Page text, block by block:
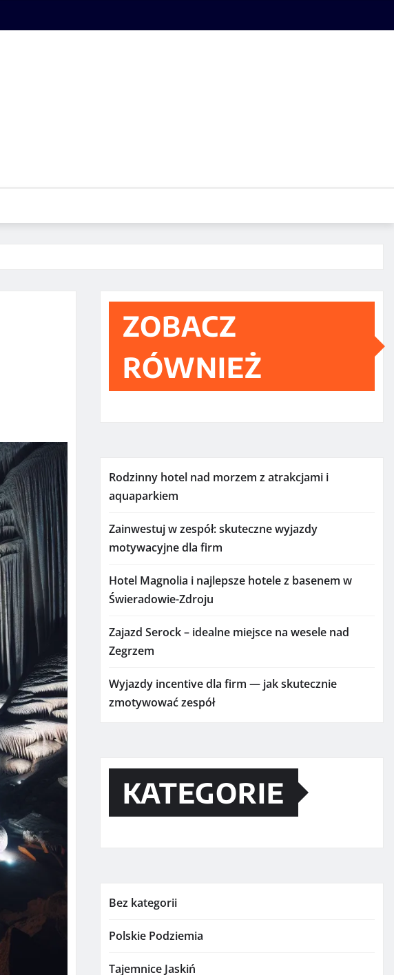
ZOBACZ
RÓWNIEŻ
Rodzinny hotel nad morzem z atrakcjami i
aquaparkiem
Zainwestuj w zespół: skuteczne wyjazdy
motywacyjne dla firm
Hotel Magnolia i najlepsze hotele z basenem w
Świeradowie-Zdroju
Zajazd Serock – idealne miejsce na wesele nad
Zegrzem
Wyjazdy incentive dla firm — jak skutecznie
zmotywować zespół
KATEGORIE
Bez kategorii
Polskie Podziemia
Tajemnice Jaskiń